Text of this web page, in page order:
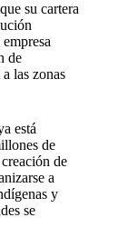
su cartera
de
las zonas
está
de
de
a
y
se